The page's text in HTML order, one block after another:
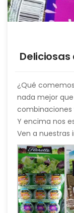
¿Qué
nada mejor
combinaciones
Y encima nos
Ven a nuestras